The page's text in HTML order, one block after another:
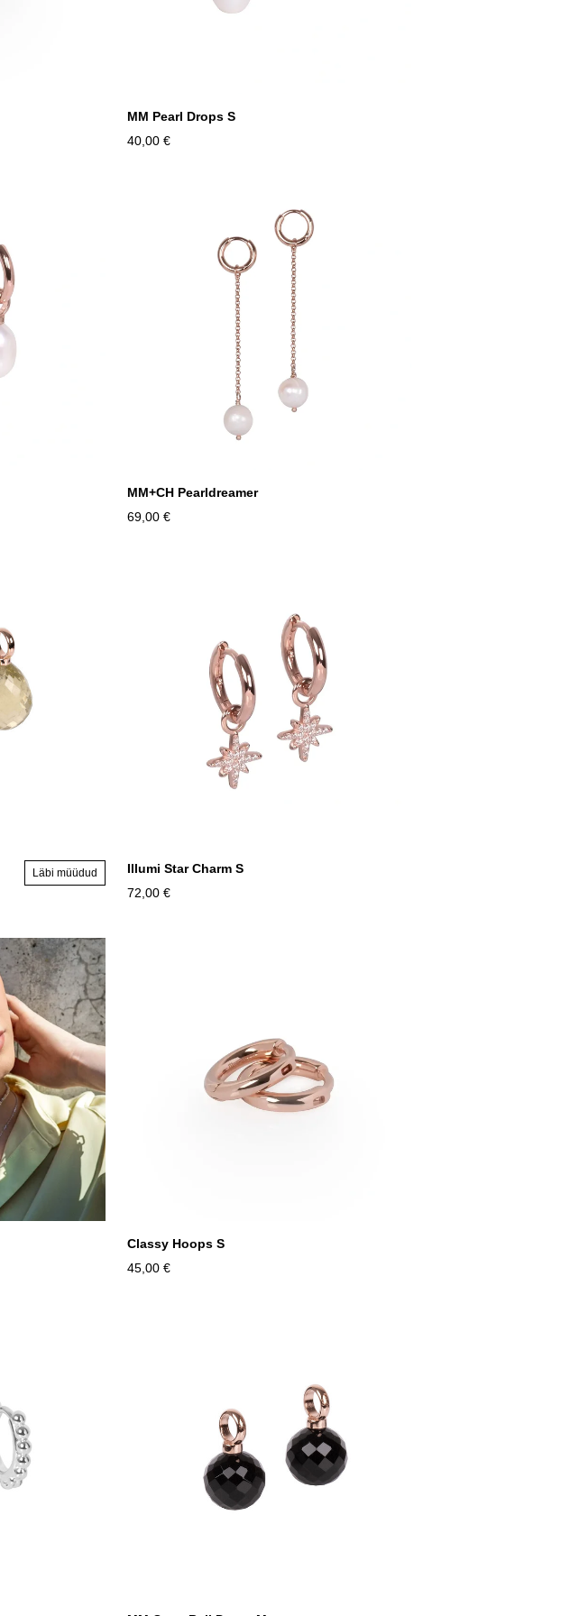
MM Pearl Drops S
40,00 €
MM+CH Pearldreamer
69,00 €
Läbi müüdud
Illumi Star Charm S
72,00 €
Classy Hoops S
45,00 €